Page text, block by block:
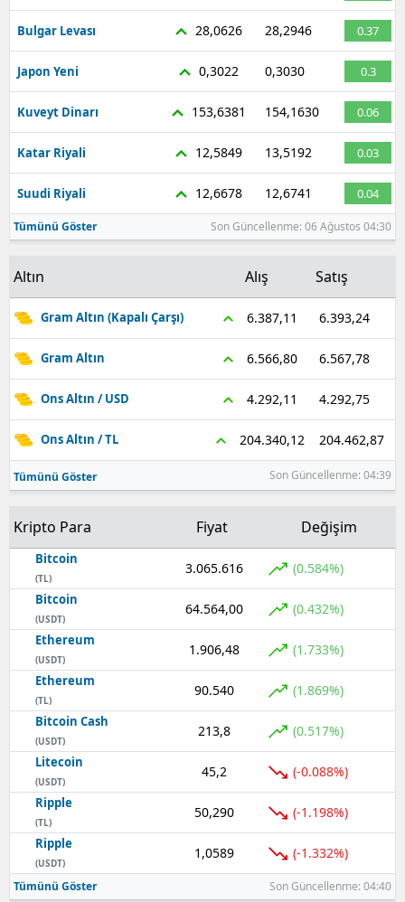
Bulgar Levası 28,0626 28,2946 0.37
Japon Yeni 0,3022 0,3030 0.3
Kuveyt Dinarı 153,6381 154,1630 0.06
Katar Riyali 12,5849 13,5192 0.03
Suudi Riyali 12,6678 12,6741 0.04
Tümünü Göster Son Güncellenme: 06 Ağustos 04:30
Altın Alış Satış
Gram Altın (Kapalı Çarşı) 6.387,11 6.393,24
Gram Altın 6.566,80 6.567,78
Ons Altın / USD 4.292,11 4.292,75
Ons Altın / TL 204.340,12 204.462,87
Tümünü Göster Son Güncellenme: 04:39
Kripto Para Fiyat Değişim
Bitcoin
(TL)
3.065.616 (0.584%)
Bitcoin
(USDT)
64.564,00 (0.432%)
Ethereum
(USDT)
1.906,48 (1.733%)
Ethereum
(TL)
90.540 (1.869%)
Bitcoin Cash
(USDT)
213,8 (0.517%)
Litecoin
(USDT)
45,2 (-0.088%)
Ripple
(TL)
50,290 (-1.198%)
Ripple
(USDT)
1,0589 (-1.332%)
Tümünü Göster Son Güncellenme: 04:40